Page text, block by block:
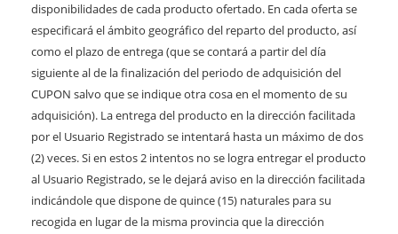
disponibilidades de cada producto ofertado. En cada oferta se
especificará el ámbito geográfico del reparto del producto, así
como el plazo de entrega (que se contará a partir del día
siguiente al de la finalización del periodo de adquisición del
CUPON salvo que se indique otra cosa en el momento de su
adquisición). La entrega del producto en la dirección facilitada
por el Usuario Registrado se intentará hasta un máximo de dos
(2) veces. Si en estos 2 intentos no se logra entregar el producto
al Usuario Registrado, se le dejará aviso en la dirección facilitada
indicándole que dispone de quince (15) naturales para su
recogida en lugar de la misma provincia que la dirección